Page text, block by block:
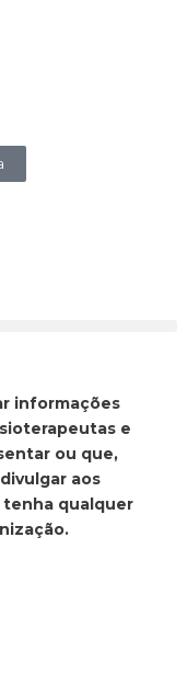
informações
e
ou que,
aos
tenha qualquer